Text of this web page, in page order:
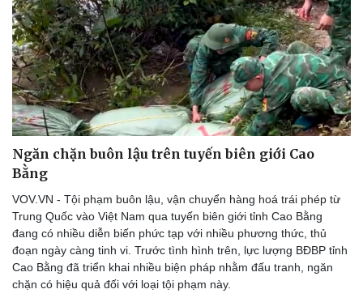
Thể thao
Bóng đá
Lịch thi đấu bóng đá
Thế giới thể thao
eSports
Hậu trường
Ô tô - Xe máy
Ô tô
Xe máy
Tư vấn
Ngăn chặn buôn lậu trên tuyến biên giới Cao
Bằng
VOV.VN - Tội phạm buôn lậu, vận chuyển hàng hoá trái phép từ
Trung Quốc vào Việt Nam qua tuyến biên giới tỉnh Cao Bằng
đang có nhiều diễn biến phức tạp với nhiều phương thức, thủ
đoạn ngày càng tinh vi. Trước tình hình trên, lực lượng BĐBP tỉnh
Cao Bằng đã triển khai nhiều biện pháp nhằm đấu tranh, ngăn
chặn có hiệu quả đối với loại tội phạm này.